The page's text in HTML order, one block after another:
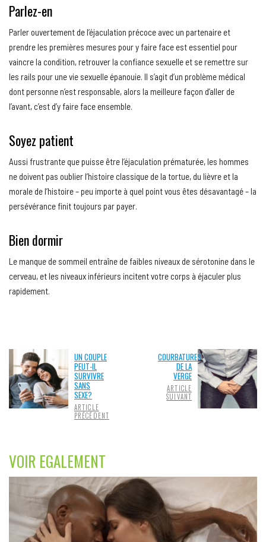
Parlez-en
Parler ouvertement de l’éjaculation précoce avec un partenaire et
prendre les premières mesures pour y faire face est essentiel pour
vaincre la condition, retrouver la confiance sexuelle et se remettre sur
les rails pour une vie sexuelle épanouie. Il s’agit d’un problème médical
dont personne n’est responsable, alors la meilleure façon d’aller de
l’avant, c’est d’y faire face ensemble.
Soyez patient
Aussi frustrante que puisse être l’éjaculation prématurée, les hommes
ne doivent pas oublier l’histoire classique de la tortue, du lièvre et la
morale de l’histoire – peu importe à quel point vous êtes désavantagé – la
persévérance finit toujours par payer.
Bien dormir
Le manque de sommeil entraîne de faibles niveaux de sérotonine dans le
cerveau, et les niveaux inférieurs incitent votre corps à éjaculer plus
rapidement.
UN COUPLE
PEUT-IL
SURVIVRE
SANS
SEXE?
ARTICLE
PRÉCÉDENT
COURBATURES
DE LA
VERGE
ARTICLE
SUIVANT
VOIR EGALEMENT